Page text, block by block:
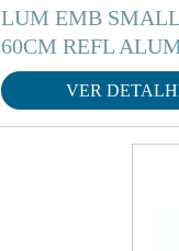
LUM EMB
60CM REFL
VER